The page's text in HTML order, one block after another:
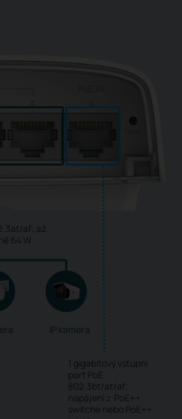
af; až
64 W
1 gigabitový vstupní
port PoE
802.3bt/at/af;
napájení z PoE++
switche nebo PoE++
IP kamera